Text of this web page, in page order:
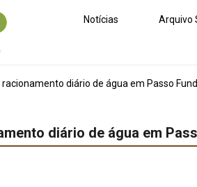
Notícias Arquivo
diário de água em Passo
diário de água em